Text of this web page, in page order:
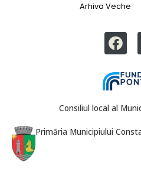
Arhiva Veche
Consiliul local al
Primăria Municipiului